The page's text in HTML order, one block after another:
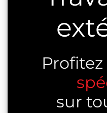
Profitez
sur